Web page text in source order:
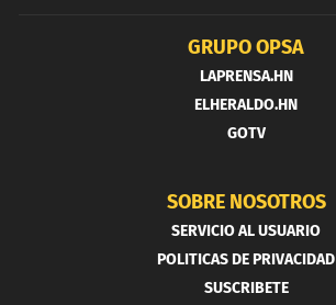
GRUPO OPSA
LAPRENSA.HN
ELHERALDO.HN
GOTV
SOBRE NOSOTROS
SERVICIO AL USUARIO
POLITICAS DE PRIVACIDAD
SUSCRIBETE